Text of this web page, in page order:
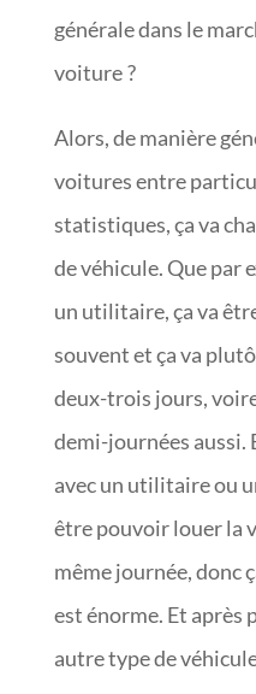
générale dans le
voiture ?
Alors, de manière
voitures entre
statistiques, ça va
de véhicule. Que par
un utilitaire, ça va
souvent et ça va
deux-trois jours,
demi-journées aussi.
avec un utilitaire ou
être pouvoir louer la
même journée, donc
est énorme. Et après
autre type de